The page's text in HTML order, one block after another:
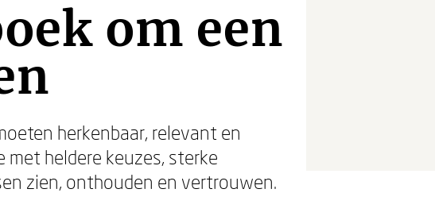
om een
herkenbaar, relevant en
heldere keuzes, sterke
zien, onthouden en vertrouwen.